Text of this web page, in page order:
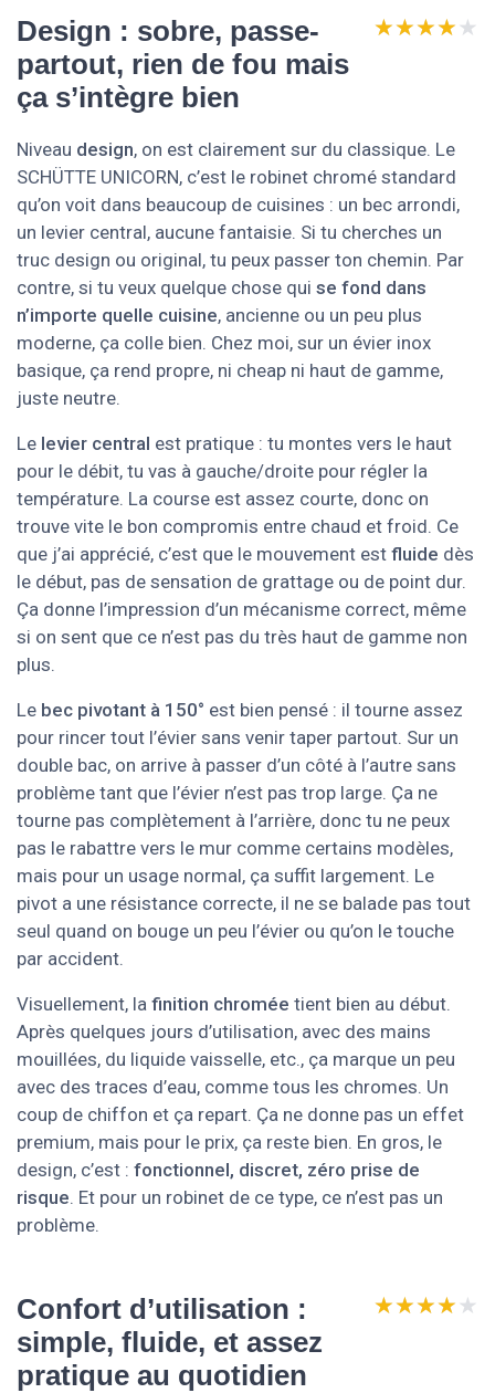
Design : sobre, passe-
partout, rien de fou mais
ça s’intègre bien
★★★★★
★★★★★
Niveau design, on est clairement sur du classique. Le
SCHÜTTE UNICORN, c’est le robinet chromé standard
qu’on voit dans beaucoup de cuisines : un bec arrondi,
un levier central, aucune fantaisie. Si tu cherches un
truc design ou original, tu peux passer ton chemin. Par
contre, si tu veux quelque chose qui se fond dans
n’importe quelle cuisine, ancienne ou un peu plus
moderne, ça colle bien. Chez moi, sur un évier inox
basique, ça rend propre, ni cheap ni haut de gamme,
juste neutre.
Le levier central est pratique : tu montes vers le haut
pour le débit, tu vas à gauche/droite pour régler la
température. La course est assez courte, donc on
trouve vite le bon compromis entre chaud et froid. Ce
que j’ai apprécié, c’est que le mouvement est fluide dès
le début, pas de sensation de grattage ou de point dur.
Ça donne l’impression d’un mécanisme correct, même
si on sent que ce n’est pas du très haut de gamme non
plus.
Le bec pivotant à 150° est bien pensé : il tourne assez
pour rincer tout l’évier sans venir taper partout. Sur un
double bac, on arrive à passer d’un côté à l’autre sans
problème tant que l’évier n’est pas trop large. Ça ne
tourne pas complètement à l’arrière, donc tu ne peux
pas le rabattre vers le mur comme certains modèles,
mais pour un usage normal, ça suffit largement. Le
pivot a une résistance correcte, il ne se balade pas tout
seul quand on bouge un peu l’évier ou qu’on le touche
par accident.
Visuellement, la finition chromée tient bien au début.
Après quelques jours d’utilisation, avec des mains
mouillées, du liquide vaisselle, etc., ça marque un peu
avec des traces d’eau, comme tous les chromes. Un
coup de chiffon et ça repart. Ça ne donne pas un effet
premium, mais pour le prix, ça reste bien. En gros, le
design, c’est : fonctionnel, discret, zéro prise de
risque. Et pour un robinet de ce type, ce n’est pas un
problème.
Confort d’utilisation :
simple, fluide, et assez
pratique au quotidien
★★★★★
★★★★★